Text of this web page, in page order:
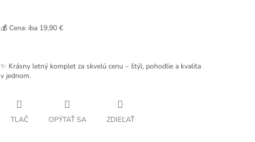
💰 Cena: iba 19,90 €
✨ Krásny letný komplet za skvelú cenu – štýl, pohodlie a kvalita
v jednom.
TLAČ OPÝTAŤ SA ZDIEĽAŤ